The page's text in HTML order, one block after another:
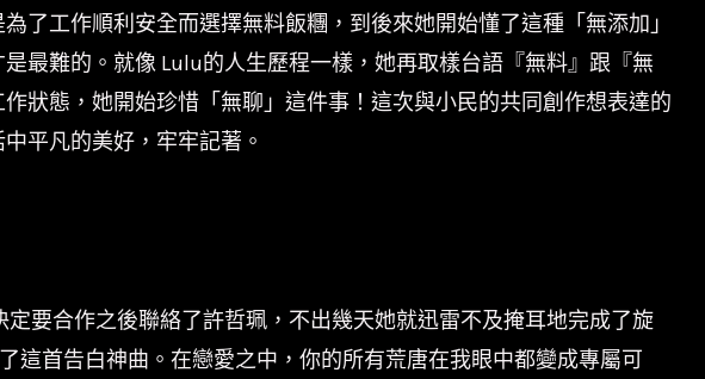
工作順利安全而選擇無料飯糰，到後來她開始懂了這種「無添加」
最難的。就像 Lulu的人生歷程一樣，她再取樣台語『無料』跟『無
狀態，她開始珍惜「無聊」這件事！這次與小民的共同創作想表達的
平凡的美好，牢牢記著。
要合作之後聯絡了許哲珮，不出幾天她就迅雷不及掩耳地完成了旋
這首告白神曲。在戀愛之中，你的所有荒唐在我眼中都變成專屬可